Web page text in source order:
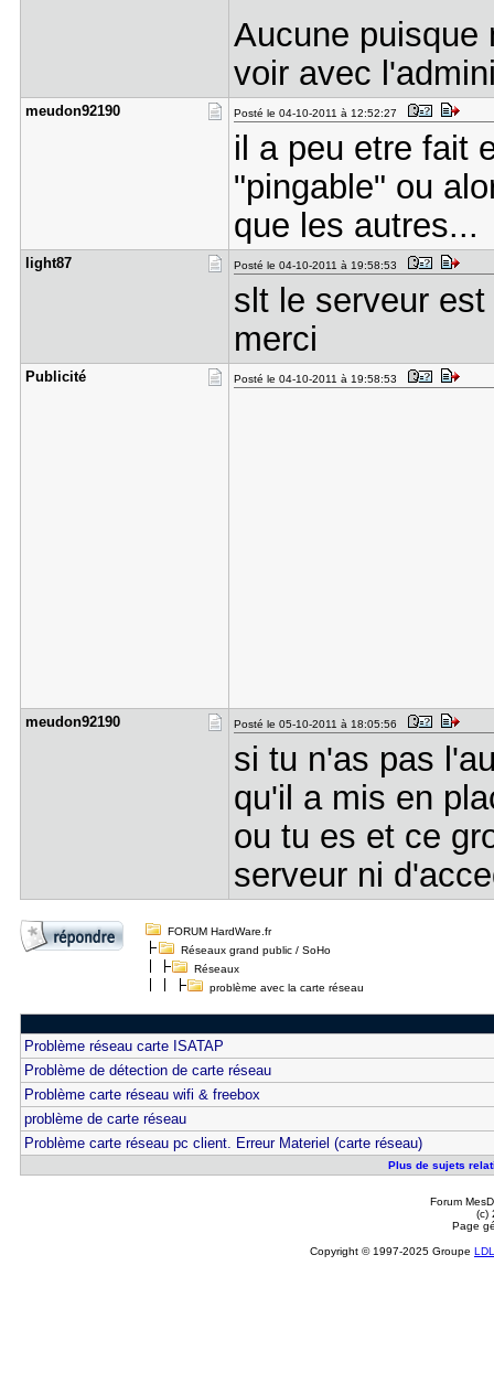
Aucune puisque
voir avec
meudon9219​0 Posté le 04-10-2011 à 12:52:27
il a peu etre fait
"pingable" ou
que les autres...
light87 Posté le 04-10-2011 à 19:58:53
slt le serveur
merci
Publicité Posté le 04-10-2011 à 19:58:53
meudon9219​0 Posté le 05-10-2011 à 18:05:56
si tu n'as pas
qu'il a mis en
ou tu es et ce
serveur ni
FORUM HardWare.fr
Réseaux grand public / SoHo
Réseaux
problème avec la carte réseau
Problème réseau carte ISATAP
Problème de détection de carte réseau
Problème carte réseau wifi & freebox
problème de carte réseau
Problème carte réseau pc client. Erreur Materiel (carte réseau)
Plus de sujets
Forum
(c)
Page
Copyright © 1997-2025 Groupe